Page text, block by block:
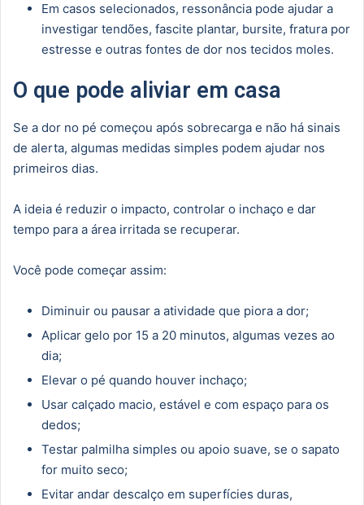
Em casos selecionados, ressonância pode ajudar a
investigar tendões, fascite plantar, bursite, fratura por
estresse e outras fontes de dor nos tecidos moles.
O que pode aliviar em casa
Se a dor no pé começou após sobrecarga e não há sinais
de alerta, algumas medidas simples podem ajudar nos
primeiros dias.
A ideia é reduzir o impacto, controlar o inchaço e dar
tempo para a área irritada se recuperar.
Você pode começar assim:
Diminuir ou pausar a atividade que piora a dor;
Aplicar gelo por 15 a 20 minutos, algumas vezes ao
dia;
Elevar o pé quando houver inchaço;
Usar calçado macio, estável e com espaço para os
dedos;
Testar palmilha simples ou apoio suave, se o sapato
for muito seco;
Evitar andar descalço em superfícies duras,